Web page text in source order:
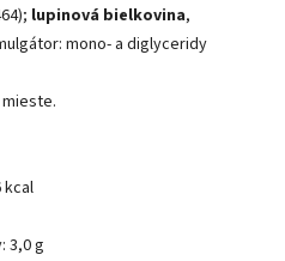
lupinová bielkovina,
mono- a diglyceridy
kcal
3,0 g